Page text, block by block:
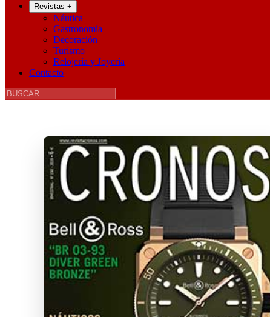
Revistas +
Náutica
Gastronomía
Decoración
Turismo
Relojería y Joyería
Contacto